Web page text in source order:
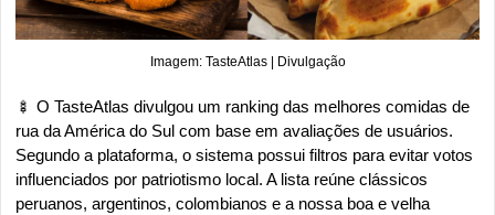
Imagem: TasteAtlas | Divulgação
🍢 O TasteAtlas divulgou um ranking das melhores comidas de
rua da América do Sul com base em avaliações de usuários.
Segundo a plataforma, o sistema possui filtros para evitar votos
influenciados por patriotismo local. A lista reúne clássicos
peruanos, argentinos, colombianos e a nossa boa e velha